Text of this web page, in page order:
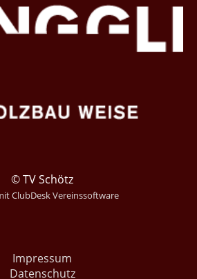
© TV Schötz
ClubDesk Vereinssoftware
Impressum
Datenschutz